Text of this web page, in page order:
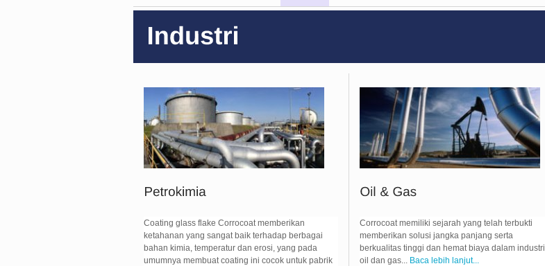
Coating glass flake Corrocoat memberikan
ketahanan yang sangat baik terhadap berbagai
bahan kimia, temperatur dan erosi, yang pada
umumnya membuat coating ini cocok untuk pabrik
Corrocoat memiliki sejarah yang telah terbukti
memberikan solusi jangka panjang serta
berkualitas tinggi dan hemat biaya dalam industri
oil dan gas... Baca lebih lanjut...